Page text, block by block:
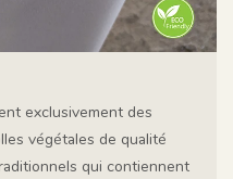
exclusivement des
végétales de qualité
qui contiennent